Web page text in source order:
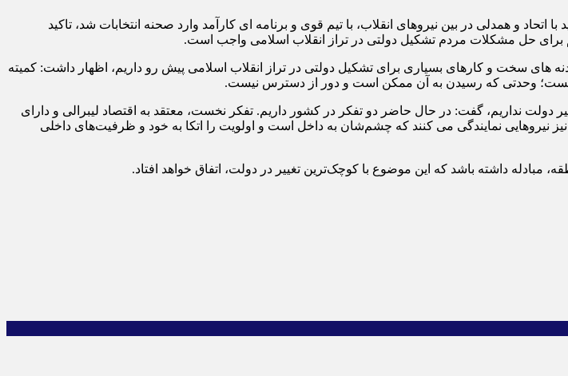
و همدلی در بین نیروهای انقلاب، با تیم قوی و برنامه ای کارآمد وارد صحنه انتخابات شد، تاکید
حل مشکلات مردم تشکیل دولتی در تراز انقلاب اسلامی واجب است.
های سخت و کارهای بسیاری برای تشکیل دولتی در تراز انقلاب اسلامی پیش رو داریم، اظهار داشت: کمیته
بست؛ وحدتی که رسیدن به آن ممکن است و دور از دسترس نیست.
دولت نداریم، گفت: در حال حاضر دو تفکر در کشور داریم. تفکر نخست، معتقد به اقتصاد لیبرالی و دارای
نمایندگی می کنند که چشم‌شان به داخل است و اولویت را اتکا به خود و ظرفیت‌های داخلی
مبادله داشته باشد که این موضوع با کوچک‌ترین تغییر در دولت، اتفاق خواهد افتاد.